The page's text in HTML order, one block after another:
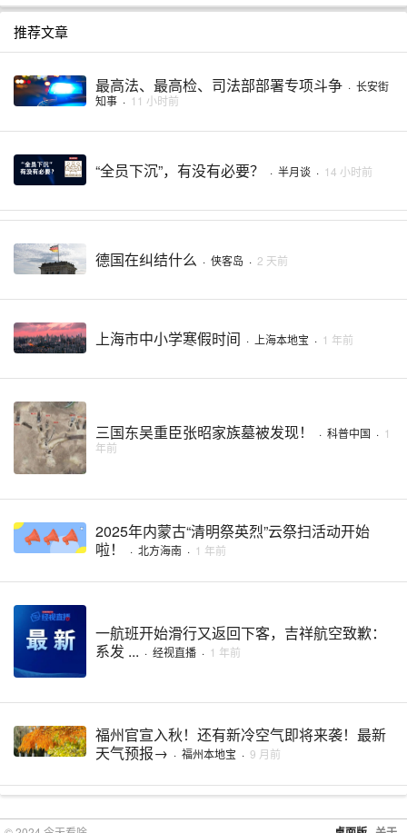
推荐文章
最高法、最高检、司法部部署专项斗争 · 长安街
知事 · 11 小时前
“全员下沉”，有没有必要？ · 半月谈 · 14 小时前
德国在纠结什么 · 侠客岛 · 2 天前
上海市中小学寒假时间 · 上海本地宝 · 1 年前
三国东吴重臣张昭家族墓被发现！ · 科普中国 · 1
年前
2025年内蒙古“清明祭英烈”云祭扫活动开始
啦！
· 北方海南 · 1 年前
一航班开始滑行又返回下客，吉祥航空致歉：
系发 ... · 经视直播 · 1 年前
福州官宣入秋！还有新冷空气即将来袭！最新
天气预报→ · 福州本地宝 · 9 月前